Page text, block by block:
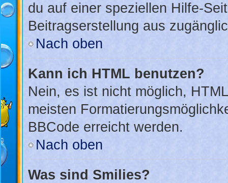
du auf einer speziellen Hilfe-
Beitragserstellung aus
Nach oben
Kann ich HTML benutzen?
Nein, es ist nicht möglich,
meisten
BBCode erreicht werden.
Nach oben
Was sind Smilies?